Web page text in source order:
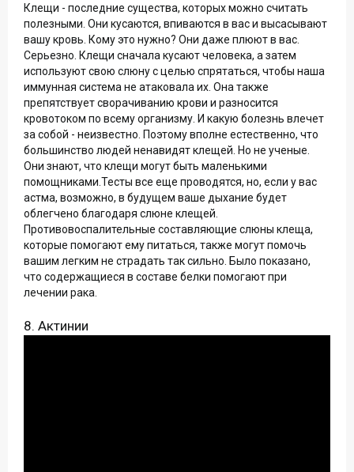
Клещи - последние существа, которых можно считать
полезными. Они кусаются, впиваются в вас и высасывают
вашу кровь. Кому это нужно? Они даже плюют в вас.
Серьезно. Клещи сначала кусают человека, а затем
используют свою слюну с целью спрятаться, чтобы наша
иммунная система не атаковала их. Она также
препятствует сворачиванию крови и разносится
кровотоком по всему организму. И какую болезнь влечет
за собой - неизвестно. Поэтому вполне естественно, что
большинство людей ненавидят клещей. Но не ученые.
Они знают, что клещи могут быть маленькими
помощниками.Тесты все еще проводятся, но, если у вас
астма, возможно, в будущем ваше дыхание будет
облегчено благодаря слюне клещей.
Противовоспалительные составляющие слюны клеща,
которые помогают ему питаться, также могут помочь
вашим легким не страдать так сильно. Было показано,
что содержащиеся в составе белки помогают при
лечении рака.
8. Актинии